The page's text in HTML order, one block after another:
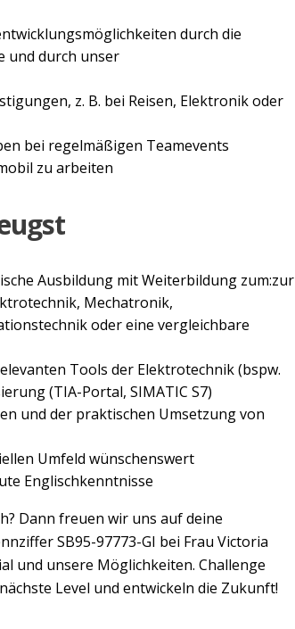
durch die
und durch unser
z. B. bei Reisen, Elektronik oder
bei regelmäßigen Teamevents
zu arbeiten
Ausbildung mit Weiterbildung zum:zur
Mechatronik,
oder eine vergleichbare
Tools der Elektrotechnik (bspw.
(TIA-Portal, SIMATIC S7)
und der praktischen Umsetzung von
Umfeld wünschenswert
Englischkenntnisse
Dann freuen wir uns auf deine
SB95-97773-GI bei Frau Victoria
und unsere Möglichkeiten. Challenge
Level und entwickeln die Zukunft!